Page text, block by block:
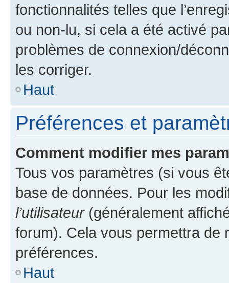
fonctionnalités telles que
ou non-lu, si cela a été activé
problèmes de connexion/
les corriger.
Haut
Préférences et
Comment modifier mes
Tous vos paramètres (si vous
base de données. Pour les
l’utilisateur(généralement
forum). Cela vous permettra de
préférences.
Haut